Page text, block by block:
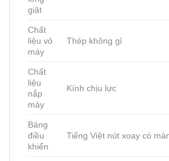
giặt
Chất
liệu vỏ
máy
Thép không gỉ
Chất
liệu
nắp
máy
Kính chịu lực
Bảng
điều
khiển
Tiếng Việt nút xoay có